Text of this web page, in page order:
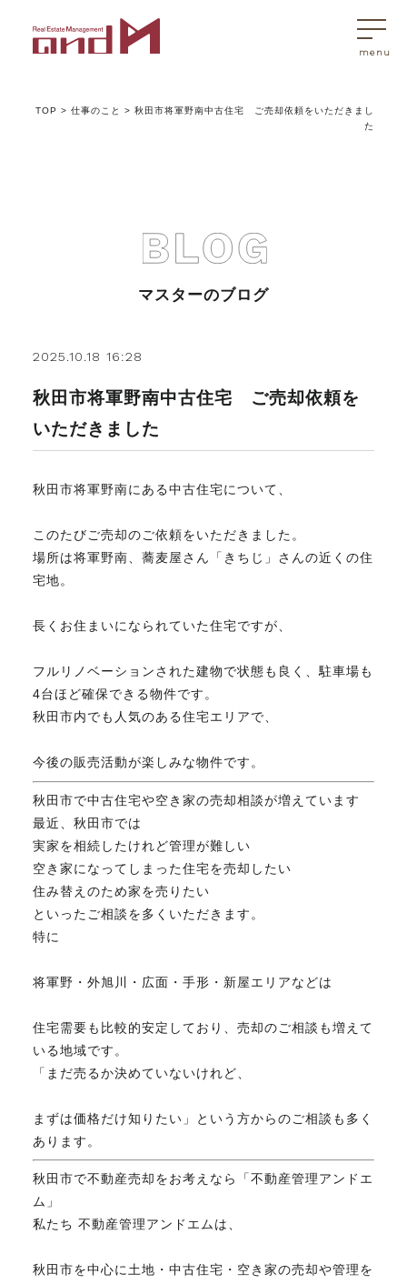
トップページ
アンドエムが選ばれる理由
不動産のお悩み解決
会社概要
マスターのブログ
018-853-5780
FAX. 018-853-5781
開催日：平日9:30－17:30／
土曜10:00－15:00（要予約）
定休日：第2第4土曜日および日曜祝祭日
無料相談、お問い合わせはこちら
TOP >仕事のこと >秋田市将軍野南中古住宅 ご売却依頼をいただきまし
た
マスターのブログ
2025.10.18 16:28
秋田市将軍野南中古住宅 ご売却依頼を
いただきました
秋田市将軍野南にある中古住宅について、
このたびご売却のご依頼をいただきました。
場所は将軍野南、蕎麦屋さん「きちじ」さんの近くの住
宅地。
長くお住まいになられていた住宅ですが、
フルリノベーションされた建物で状態も良く、駐車場も
4台ほど確保できる物件です。
秋田市内でも人気のある住宅エリアで、
今後の販売活動が楽しみな物件です。
秋田市で中古住宅や空き家の売却相談が増えています
最近、秋田市では
実家を相続したけれど管理が難しい
空き家になってしまった住宅を売却したい
住み替えのため家を売りたい
といったご相談を多くいただきます。
特に
将軍野・外旭川・広面・手形・新屋エリアなどは
住宅需要も比較的安定しており、売却のご相談も増えて
いる地域です。
「まだ売るか決めていないけれど、
まずは価格だけ知りたい」という方からのご相談も多く
あります。
秋田市で不動産売却をお考えなら「不動産管理アンドエ
ム」
私たち 不動産管理アンドエムは、
秋田市を中心に土地・中古住宅・空き家の売却や管理を